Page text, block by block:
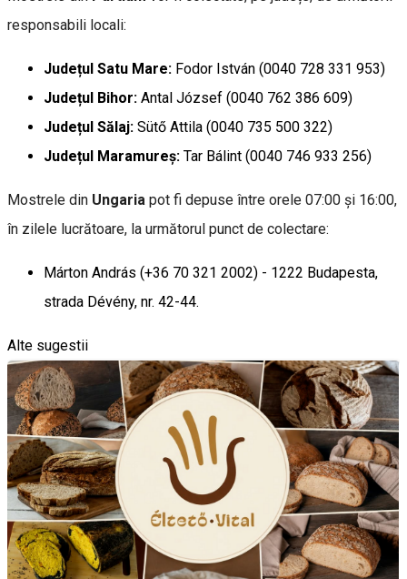
responsabili locali:
Județul Satu Mare: Fodor István (0040 728 331 953)
Județul Bihor: Antal József (0040 762 386 609)
Județul Sălaj: Sütő Attila (0040 735 500 322)
Județul Maramureș: Tar Bálint (0040 746 933 256)
Mostrele din Ungaria pot fi depuse între orele 07:00 și 16:00,
în zilele lucrătoare, la următorul punct de colectare:
Márton András (+36 70 321 2002) - 1222 Budapesta,
strada Dévény, nr. 42-44.
Alte sugestii